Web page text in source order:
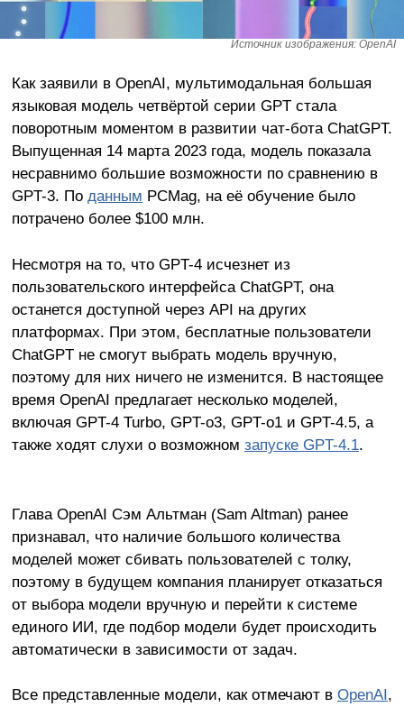
Источник изображения: OpenAI
Как заявили в OpenAI, мультимодальная большая
языковая модель четвёртой серии GPT стала
поворотным моментом в развитии чат-бота ChatGPT.
Выпущенная 14 марта 2023 года, модель показала
несравнимо большие возможности по сравнению в
GPT-3. По данным PCMag, на её обучение было
потрачено более $100 млн.
Несмотря на то, что GPT-4 исчезнет из
пользовательского интерфейса ChatGPT, она
останется доступной через API на других
платформах. При этом, бесплатные пользователи
ChatGPT не смогут выбрать модель вручную,
поэтому для них ничего не изменится. В настоящее
время OpenAI предлагает несколько моделей,
включая GPT-4 Turbo, GPT-o3, GPT-o1 и GPT-4.5, а
также ходят слухи о возможном запуске GPT-4.1.
Глава OpenAI Сэм Альтман (Sam Altman) ранее
признавал, что наличие большого количества
моделей может сбивать пользователей с толку,
поэтому в будущем компания планирует отказаться
от выбора модели вручную и перейти к системе
единого ИИ, где подбор модели будет происходить
автоматически в зависимости от задач.
Все представленные модели, как отмечают в OpenAI,